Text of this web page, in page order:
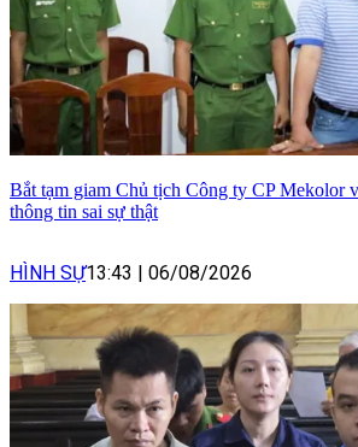
Bắt tạm giam Chủ tịch Công ty CP Mekolor
thông tin sai sự thật
HÌNH SỰ13:43 06/08/2026